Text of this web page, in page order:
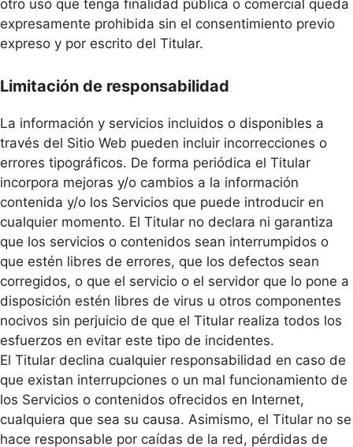
otro uso que tenga finalidad pública o comercial queda
expresamente prohibida sin el consentimiento previo
expreso y por escrito del Titular.
Limitación de responsabilidad
La información y servicios incluidos o disponibles a
través del Sitio Web pueden incluir incorrecciones o
errores tipográficos. De forma periódica el Titular
incorpora mejoras y/o cambios a la información
contenida y/o los Servicios que puede introducir en
cualquier momento. El Titular no declara ni garantiza
que los servicios o contenidos sean interrumpidos o
que estén libres de errores, que los defectos sean
corregidos, o que el servicio o el servidor que lo pone a
disposición estén libres de virus u otros componentes
nocivos sin perjuicio de que el Titular realiza todos los
esfuerzos en evitar este tipo de incidentes.
El Titular declina cualquier responsabilidad en caso de
que existan interrupciones o un mal funcionamiento de
los Servicios o contenidos ofrecidos en Internet,
cualquiera que sea su causa. Asimismo, el Titular no se
hace responsable por caídas de la red, pérdidas de